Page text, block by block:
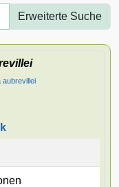
Erweiterte Suche